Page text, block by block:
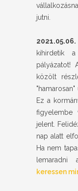
jutni.
2021.05.06.
kihirdetik
pályázatot!
közölt
Ez a
figyelembe
jelent.
nap alatt
Ha nem
lemaradni
keressen